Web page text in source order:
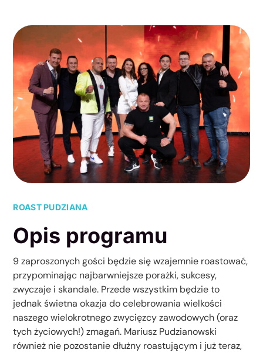
ROAST PUDZIANA
Opis programu
9 zaproszonych gości będzie się wzajemnie roastować,
przypominając najbarwniejsze porażki, sukcesy,
zwyczaje i skandale. Przede wszystkim będzie to
jednak świetna okazja do celebrowania wielkości
naszego wielokrotnego zwycięzcy zawodowych (oraz
tych życiowych!) zmagań. Mariusz Pudzianowski
również nie pozostanie dłużny roastującym i już teraz,